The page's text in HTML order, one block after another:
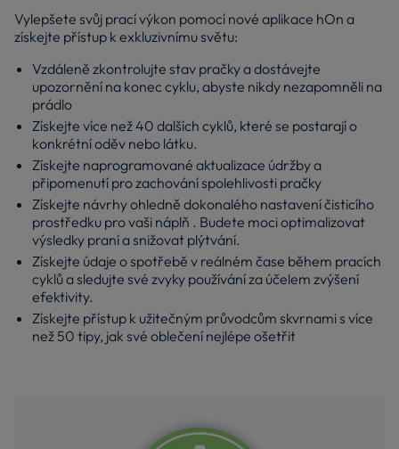
Vylepšete svůj prací výkon pomocí nové aplikace hOn a
získejte přístup k exkluzivnímu světu:
Vzdáleně zkontrolujte stav pračky a dostávejte
upozornění na konec cyklu, abyste nikdy nezapomněli na
prádlo
Získejte více než 40 dalších cyklů, které se postarají o
konkrétní oděv nebo látku.
Získejte naprogramované aktualizace údržby a
připomenutí pro zachování spolehlivosti pračky
Získejte návrhy ohledně dokonalého nastavení čisticího
prostředku pro vaši náplň . Budete moci optimalizovat
výsledky praní a snižovat plýtvání.
Získejte údaje o spotřebě v reálném čase během pracích
cyklů a sledujte své zvyky používání za účelem zvýšení
efektivity.
Získejte přístup k užitečným průvodcům skvrnami s více
než 50 tipy, jak své oblečení nejlépe ošetřit